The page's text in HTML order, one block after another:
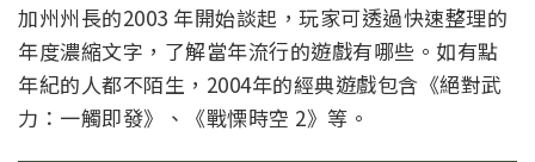
加州州長的2003 年開始談起，玩家可透過快速整理的
年度濃縮文字，了解當年流行的遊戲有哪些。如有點
年紀的人都不陌生，2004年的經典遊戲包含《絕對武
力：一觸即發》、《戰慄時空 2》等。